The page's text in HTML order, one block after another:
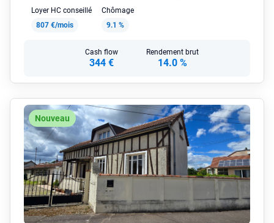
Loyer HC conseillé
807 €/mois
Chômage
9.1 %
Cash flow
344 €
Rendement brut
14.0 %
Nouveau